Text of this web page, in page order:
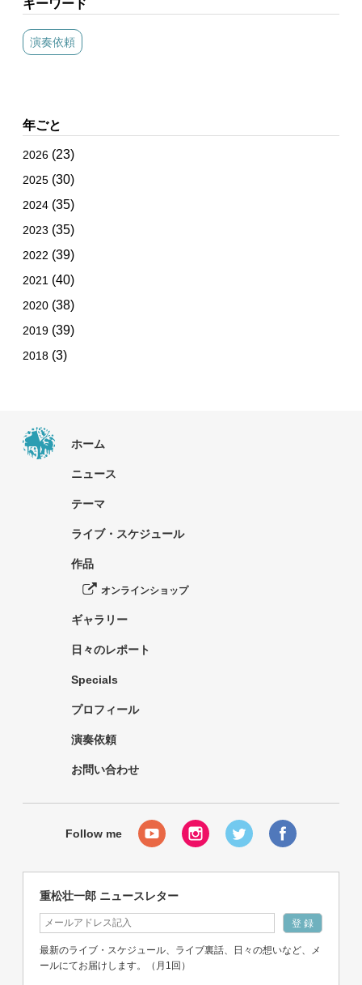
キーワード
演奏依頼
年ごと
2026 (23)
2025 (30)
2024 (35)
2023 (35)
2022 (39)
2021 (40)
2020 (38)
2019 (39)
2018 (3)
ホーム
ニュース
テーマ
ライブ・スケジュール
作品
オンラインショップ
ギャラリー
日々のレポート
Specials
プロフィール
演奏依頼
お問い合わせ
重松壮一郎 ニュースレター
最新のライブ・スケジュール、ライブ裏話、日々の想いなど、メ
ールにてお届けします。（月1回）